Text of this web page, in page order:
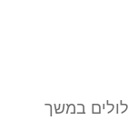
במשך